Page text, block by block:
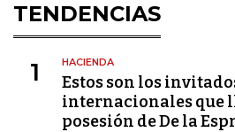
TENDENCIAS
1 HACIENDA
Estos son los
internacionales que
posesión de De la